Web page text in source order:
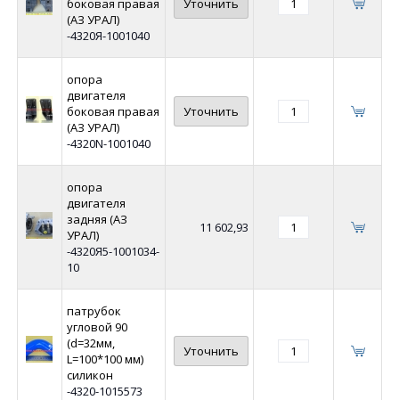
боковая правая
(АЗ УРАЛ)
-4320Я-1001040
Уточнить
опора
двигателя
боковая правая
(АЗ УРАЛ)
-4320N-1001040
Уточнить
опора
двигателя
задняя (АЗ
УРАЛ)
-4320Я5-1001034-
10
11 602,93
патрубок
угловой 90
(d=32мм,
L=100*100 мм)
силикон
-4320-1015573
Уточнить